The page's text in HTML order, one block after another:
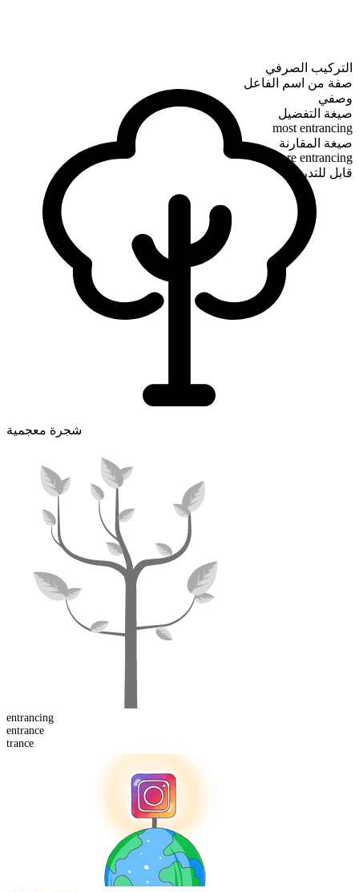
التركيب الصرفي
صفة من اسم الفاعل
وصفي
صيغة التفضيل
most entrancing
صيغة المقارنة
more entrancing
قابل للتدرج
شجرة معجمية
entrancing
entrance
trance